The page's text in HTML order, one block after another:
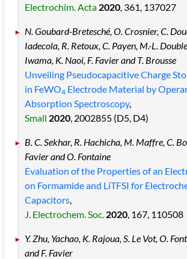
Electrochim. Acta2020, 361, 137027
N. Goubard-Bretesché, O. Crosnier, C.
Iadecola, R. Retoux, C. Payen, M.-L.
Iwama, K. Naoi, F. Favier and T. Brousse
Unveiling Pseudocapacitive Charge
in FeWO4 Electrode Material by
Absorption Spectroscopy,
Small 2020, 2002855(D5, D4)
B. C. Sekhar, R. Hachicha, M. Maffre, C.
Favier and O. Fontaine
Evaluation of the Properties of an
on Formamide and LiTFSI for
Capacitors,
J. Electrochem. Soc.2020, 167, 110508
Y. Zhu, Yachao, K. Rajoua, S. Le Vot, O.
and F. Favier